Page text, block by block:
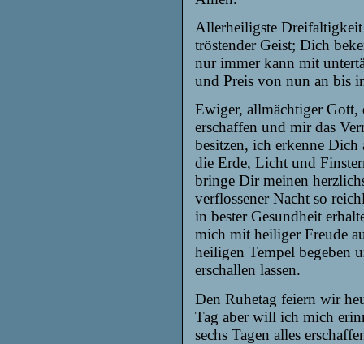
Allerheiligste
tröstender Geist; Dich
nur immer kann mit
und Preis von nun an bis
Ewiger, allmächtiger Gott,
erschaffen und mir das
besitzen, ich erkenne
die Erde, Licht und
bringe Dir meinen
verflossener Nacht so
in bester Gesundheit
mich mit heiliger Freude
heiligen Tempel begeben
erschallen lassen.
Den Ruhetag feiern wir
Tag aber will ich mich
sechs Tagen alles